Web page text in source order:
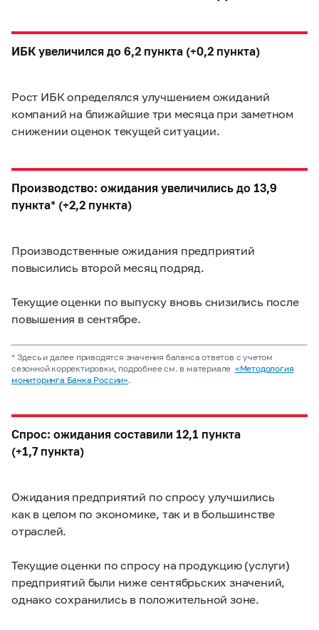
ИБК увеличился до 6,2 пункта (+0,2 пункта)
Рост ИБК определялся улучшением ожиданий
компаний на ближайшие три месяца при заметном
снижении оценок текущей ситуации.
Производство: ожидания увеличились до 13,9
пункта* (+2,2 пункта)
Производственные ожидания предприятий
повысились второй месяц подряд.
Текущие оценки по выпуску вновь снизились после
повышения в сентябре.
* Здесь и далее приводятся значения баланса ответов с учетом
сезонной корректировки, подробнее см. в материале «Методология
мониторинга Банка России».
Спрос: ожидания составили 12,1 пункта
(+1,7 пункта)
Ожидания предприятий по спросу улучшились
как в целом по экономике, так и в большинстве
отраслей.
Текущие оценки по спросу на продукцию (услуги)
предприятий были ниже сентябрьских значений,
однако сохранились в положительной зоне.